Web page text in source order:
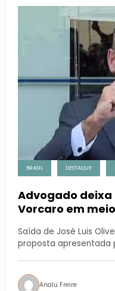
BRASIL DESTAQUE
Advogado deixa
Vorcaro em
Saída de José Luis
proposta apresentada
Analu Freire